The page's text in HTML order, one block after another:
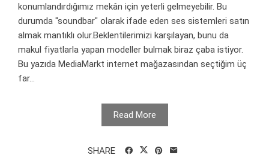
konumlandırdığımız mekân için yeterli gelmeyebilir. Bu
durumda "soundbar" olarak ifade eden ses sistemleri satın
almak mantıklı olur.Beklentilerimizi karşılayan, bunu da
makul fiyatlarla yapan modeller bulmak biraz çaba istiyor.
Bu yazıda MediaMarkt internet mağazasından seçtiğim üç
far...
Read More
SHARE